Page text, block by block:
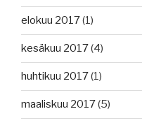
elokuu 2017(1)
kesäkuu 2017(4)
huhtikuu 2017(1)
maaliskuu 2017(5)